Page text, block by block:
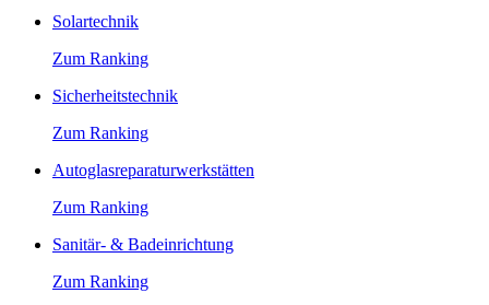
Solartechnik
Zum Ranking
Sicherheitstechnik
Zum Ranking
Autoglasreparaturwerkstätten
Zum Ranking
Sanitär- & Badeinrichtung
Zum Ranking